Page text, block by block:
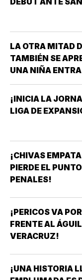
LA OTRA MITAD
TAMBIÉN SE
UNA NIÑA
BAJO EL BRAZO,
ELLA SIEMPRE
¡INICIA LA
LIGA DE
¡CHIVAS
PIERDE EL
PENALES!
¡PERICOS VA
FRENTE AL
VERACRUZ!
¡UNA HISTORIA